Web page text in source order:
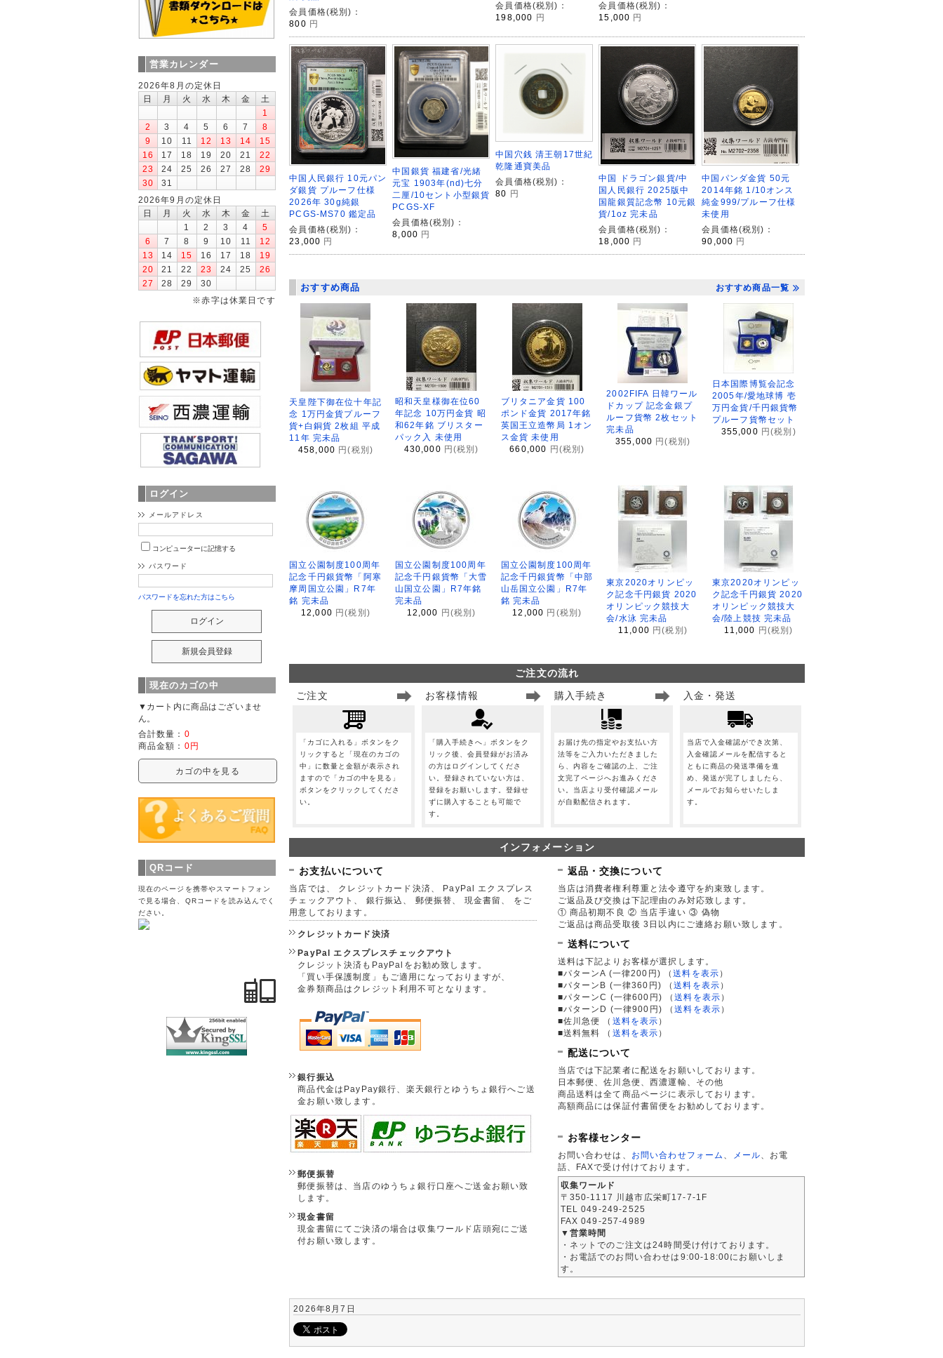
会員価格(税別)：
800 円
会員価格(税別)：
198,000
円
会員価格(税別)：
15,000 円
中国人民銀行 10元パン
ダ銀貨 プルーフ仕様
2026年 30g純銀
PCGS-MS70 鑑定品
会員価格(税別)：
23,000 円
中国銀貨 福建省/光緒
元宝 1903年(nd)七分
二厘/10セント小型銀貨
PCGS-XF
会員価格(税別)：
8,000 円
中国穴銭 清王朝17世紀
乾隆通寶美品
会員価格(税別)：
80
円
中国 ドラゴン銀貨/中
国人民銀行 2025版中
国龍銀質記念幣 10元銀
貨/1oz 完未品
会員価格(税別)：
18,000 円
中国パンダ金貨 50元
2014年銘 1/10オンス
純金999/プルーフ仕様
未使用
会員価格(税別)：
90,000 円
おすすめ商品 おすすめ商品一覧
天皇陛下御在位十年記
念 1万円金貨プルーフ
貨+白銅貨 2枚組 平成
11年 完未品
458,000 円(税別)
昭和天皇様御在位60
年記念 10万円金貨 昭
和62年銘 ブリスター
パック入 未使用
430,000 円(税別)
ブリタニア金貨 100
ポンド金貨 2017年銘
英国王立造幣局 1オン
ス金貨 未使用
660,000 円(税別)
2002FIFA 日韓ワール
ドカップ 記念金銀プ
ルーフ貨幣 2枚セット
完未品
355,000 円(税別)
日本国際博覧会記念
2005年/愛地球博 壱
万円金貨/千円銀貨幣
プルーフ貨幣セット
355,000 円(税別)
国立公園制度100周年
記念千円銀貨幣「阿寒
摩周国立公園」R7年
銘 完未品
12,000 円(税別)
国立公園制度100周年
記念千円銀貨幣「大雪
山国立公園」R7年銘
完未品
12,000
円(税別)
国立公園制度100周年
記念千円銀貨幣「中部
山岳国立公園」R7年
銘 完未品
12,000 円(税別)
東京2020オリンピッ
ク記念千円銀貨 2020
オリンピック競技大
会/水泳 完未品
11,000 円(税別)
東京2020オリンピッ
ク記念千円銀貨 2020
オリンピック競技大
会/陸上競技 完未品
11,000
円(税別)
ご注文の流れ
ご注文
「カゴに入れる」ボタンをク
リックすると「現在のカゴの
中」に数量と金額が表示され
ますので「カゴの中を見る」
ボタンをクリックしてくださ
い。
お客様情報
「購入手続きへ」ボタンをク
リック後、会員登録がお済み
の方はログインしてくださ
い。登録されていない方は、
登録をお願いします。登録せ
ずに購入することも可能で
す。
購入手続き
お届け先の指定やお支払い方
法等をご入力いただきました
ら、内容をご確認の上、ご注
文完了ページへお進みくださ
い。当店より受付確認メール
が自動配信されます。
入金・発送
当店で入金確認ができ次第、
入金確認メールを配信すると
ともに商品の発送準備を進
め、発送が完了しましたら、
メールでお知らせいたしま
す。
インフォメーション
お支払いについて
当店では、 クレジットカード決済、 PayPal エクスプレス
チェックアウト、 銀行振込、 郵便振替、 現金書留、 をご
用意しております。
クレジットカード決済
PayPal エクスプレスチェックアウト
クレジット決済もPayPalをお勧め致します。
「買い手保護制度」もご適用になっておりますが、
金券類商品はクレジット利用不可となります。
銀行振込
商品代金はPayPay銀行、楽天銀行とゆうちょ銀行へご送
金お願い致します。
郵便振替
郵便振替は、当店のゆうちょ銀行口座へご送金お願い致
します。
現金書留
現金書留にてご決済の場合は収集ワールド店頭宛にご送
付お願い致します。
返品・交換について
当店は消費者権利尊重と法令遵守を約束致します。
ご返品及び交換は下記理由のみ対応致します。
① 商品初期不良 ② 当店手違い ③ 偽物
ご返品は商品受取後 3日以内にご連絡お願い致します。
送料について
送料は下記よりお客様が選択します。
■パターンA (一律200円)
（送料を表示 ）
■パターンB (一律360円)
（送料を表示 ）
■パターンC (一律600円)
（送料を表示 ）
■パターンD (一律900円)
（送料を表示 ）
■佐川急便
（ 送料を表示 ）
■送料無料
（ 送料を表示 ）
配送について
当店では下記業者に配送をお願いしております。
日本郵便、佐川急便、西濃運輸、その他
商品送料は全て商品ページに表示しております。
高額商品には保証付書留便をお勧めしております。
お客様センター
お問い合わせは、 お問い合わせフォーム メール 、お電
話、FAXで受け付けております。
収集ワールド
〒350-1117 川越市広栄町17-7-1F
TEL 049-249-2525
FAX 049-257-4989
▼営業時間
・ネットでのご注文は24時間受け付けております。
・お電話でのお問い合わせは9:00-18:00にお願いしま
す。
2026年8月7日
営業カレンダー
2026年8月の定休日
日
月 火 水 木 金
土
1
2
3 4 5 6 7
8
9
10 11 12 13 14
15
16
17 18 19 20 21
22
23
24 25 26 27 28
29
30
31
2026年9月の定休日
日
月 火 水 木 金
土
1
2 3 4
5
6
7 8 9 10 11
12
13
14 15 16 17 18
19
20
21 22 23 24 25
26
27
28 29
30
※赤字は休業日です
ログイン
メールアドレス
コンピューターに記憶する
パスワード
パスワードを忘れた方はこちら
現在のカゴの中
▼カート内に商品はございませ
ん。
合計数量： 0
商品金額： 0円
カゴの中を見る
QRコード
現在のページを携帯やスマートフォン
で見る場合、QRコードを読み込んでく
ださい。